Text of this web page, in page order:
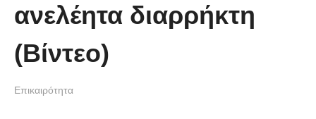
νοηματική με ένα μικρό κορίτσι
ανελέητα διαρρήκτη
(Βίντεο)
Επικαιρότητα